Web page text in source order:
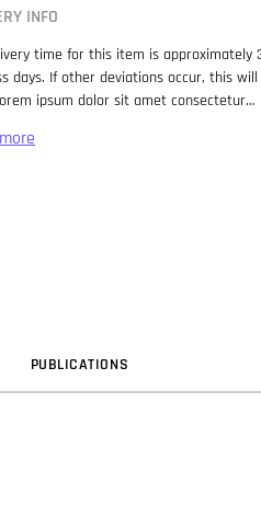
INFO
time for this item is approximately
days. If other deviations occur, this
ipsum dolor sit amet consectetur
dummy text ever since the 1500s, when
PUBLICATIONS